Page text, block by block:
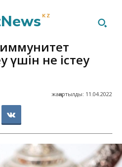
KZ
үшін не істеу
жаңартылды: 11.04.2022